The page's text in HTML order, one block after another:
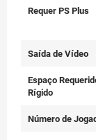
Requer PS Plus
Saída de Vídeo
Espaço
Rígido
Número de